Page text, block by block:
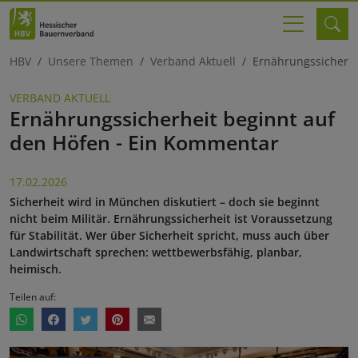
HBV Unsere Themen Verband Aktuell
VERBAND AKTUELL
Ernährungssicherheit beginnt auf
den Höfen - Ein Kommentar
17.02.2026
Sicherheit wird in München diskutiert – doch sie beginnt
nicht beim Militär. Ernährungssicherheit ist Voraussetzung
für Stabilität. Wer über Sicherheit spricht, muss auch über
Landwirtschaft sprechen: wettbewerbsfähig, planbar,
heimisch.
Teilen auf: